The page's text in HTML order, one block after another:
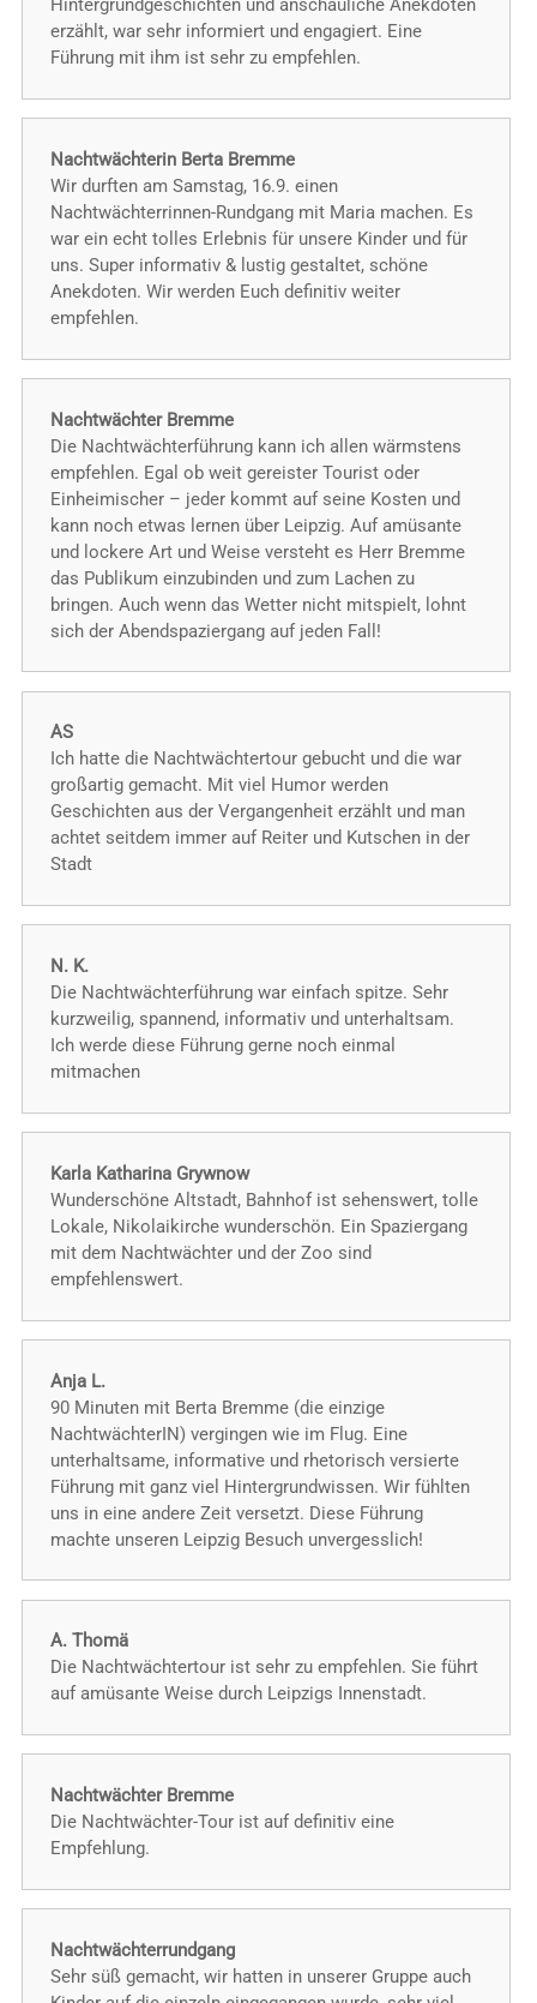
Hintergrundgeschichten und anschauliche Anekdoten
erzählt, war sehr informiert und engagiert. Eine
Führung mit ihm ist sehr zu empfehlen.
Nachtwächterin Berta Bremme
Wir durften am Samstag, 16.9. einen
Nachtwächterrinnen-Rundgang mit Maria machen. Es
war ein echt tolles Erlebnis für unsere Kinder und für
uns. Super informativ & lustig gestaltet, schöne
Anekdoten. Wir werden Euch definitiv weiter
empfehlen.
Nachtwächter Bremme
Die Nachtwächterführung kann ich allen wärmstens
empfehlen. Egal ob weit gereister Tourist oder
Einheimischer – jeder kommt auf seine Kosten und
kann noch etwas lernen über Leipzig. Auf amüsante
und lockere Art und Weise versteht es Herr Bremme
das Publikum einzubinden und zum Lachen zu
bringen. Auch wenn das Wetter nicht mitspielt, lohnt
sich der Abendspaziergang auf jeden Fall!
AS
Ich hatte die Nachtwächtertour gebucht und die war
großartig gemacht. Mit viel Humor werden
Geschichten aus der Vergangenheit erzählt und man
achtet seitdem immer auf Reiter und Kutschen in der
Stadt
N. K.
Die Nachtwächterführung war einfach spitze. Sehr
kurzweilig, spannend, informativ und unterhaltsam.
Ich werde diese Führung gerne noch einmal
mitmachen
Karla Katharina Grywnow
Wunderschöne Altstadt, Bahnhof ist sehenswert, tolle
Lokale, Nikolaikirche wunderschön. Ein Spaziergang
mit dem Nachtwächter und der Zoo sind
empfehlenswert.
Anja L.
90 Minuten mit Berta Bremme (die einzige
NachtwächterIN) vergingen wie im Flug. Eine
unterhaltsame, informative und rhetorisch versierte
Führung mit ganz viel Hintergrundwissen. Wir fühlten
uns in eine andere Zeit versetzt. Diese Führung
machte unseren Leipzig Besuch unvergesslich!
A. Thomä
Die Nachtwächtertour ist sehr zu empfehlen. Sie führt
auf amüsante Weise durch Leipzigs Innenstadt.
Nachtwächter Bremme
Die Nachtwächter-Tour ist auf definitiv eine
Empfehlung.
Nachtwächterrundgang
Sehr süß gemacht, wir hatten in unserer Gruppe auch